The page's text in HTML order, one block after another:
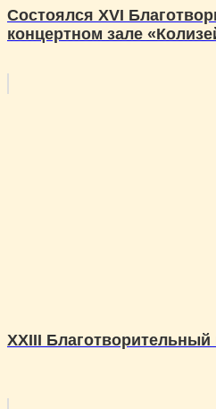
Состоялся XVI
концертном зале
XXIII